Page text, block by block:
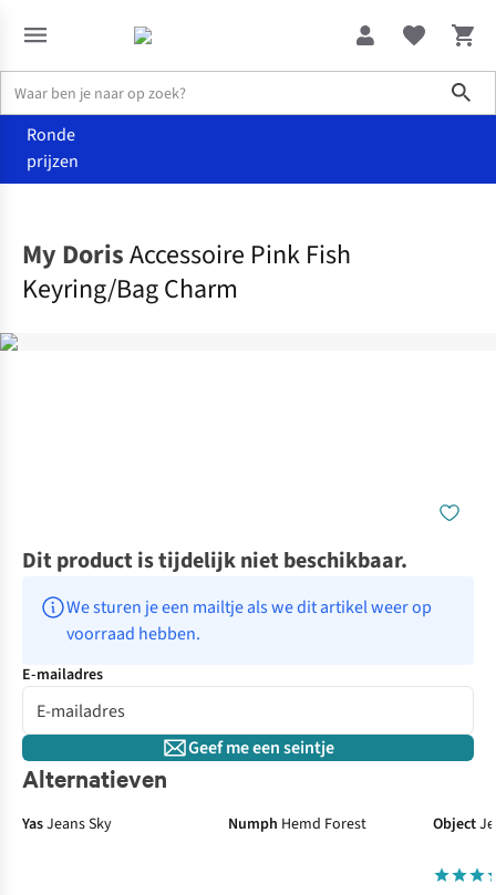
Ronde
prijzen
My DorisAccessoire Pink Fish
Keyring/Bag Charm
Dit product is tijdelijk niet beschikbaar.
We sturen je een mailtje als we dit artikel weer op
voorraad hebben.
E-mailadres
Geef me een seintje
Alternatieven
YasJeans Sky Numph Hemd Forest Object